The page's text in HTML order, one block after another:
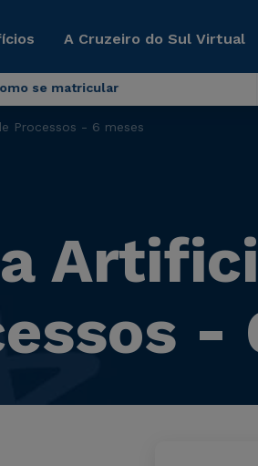
A Cruzeiro do Sul Virtual
se matricular
Processos - 6 meses
-